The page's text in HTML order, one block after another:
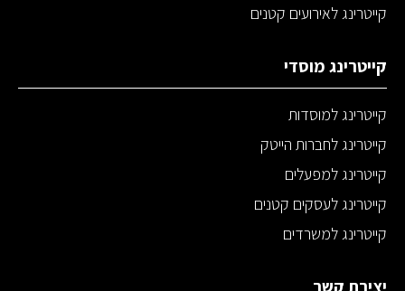
קייטרינג לאירועים קטנים
קייטרינג מוסדי
קייטרינג למוסדות
קייטרינג לחברות הייטק
קייטרינג למפעלים
קייטרינג לעסקים קטנים
קייטרינג למשרדים
יצירת קשר